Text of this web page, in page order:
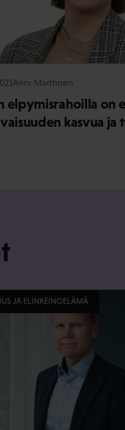
Anni Marttinen
elpymisrahoilla on
kasvua ja
JA ELINKEINOELÄMÄ